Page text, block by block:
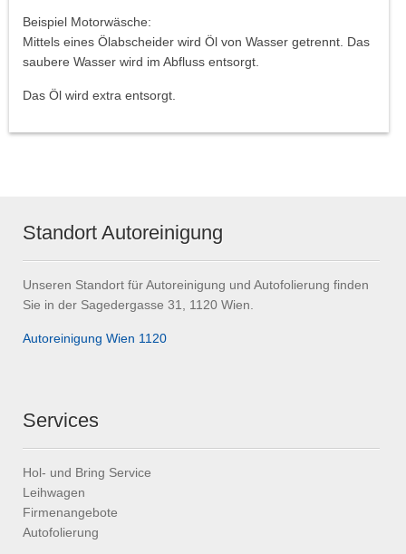
Beispiel Motorwäsche:
Mittels eines Ölabscheider wird Öl von Wasser getrennt. Das
saubere Wasser wird im Abfluss entsorgt.
Das Öl wird extra entsorgt.
Standort Autoreinigung
Unseren Standort für Autoreinigung und Autofolierung finden
Sie in der Sagedergasse 31, 1120 Wien.
Autoreinigung Wien 1120
Services
Hol- und Bring Service
Leihwagen
Firmenangebote
Autofolierung